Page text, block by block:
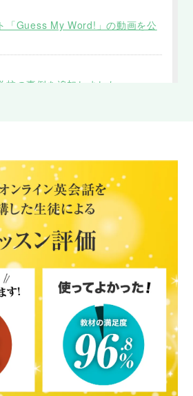
「Guess My Word!」の動画を公
の事例を追加しました。
校の事例を追加しました。
ブ配信を開始しました。
10/8 キムタツ先生による無料オン
を追加しました。
18日 上智大学名誉教授 吉田研作
ンドセミナー開催決定。